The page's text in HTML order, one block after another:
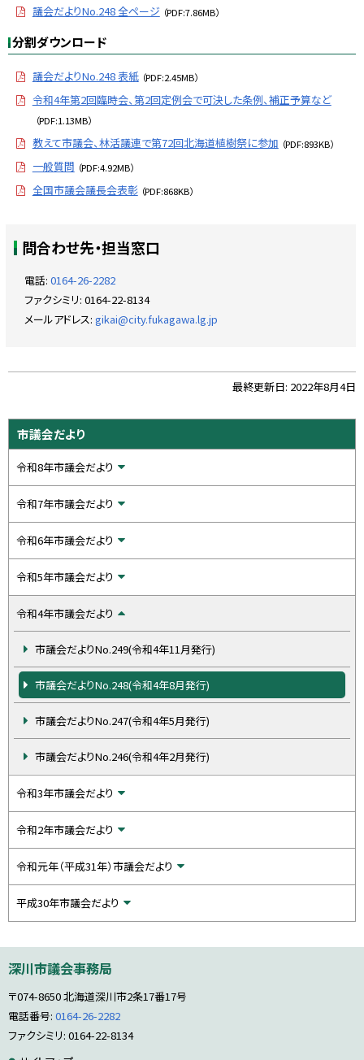
戻 議会だよりNo.248 全ページ （PDF:7.86MB）
分割ダウンロード
議会だよりNo.248 表紙 （PDF:2.45MB）
令和4年第2回臨時会、第2回定例会で可決した条例、補正予算など
（PDF:1.13MB）
教えて市議会、林活議連で第72回北海道植樹祭に参加 （PDF:893KB）
一般質問 （PDF:4.92MB）
全国市議会議長会表彰 （PDF:868KB）
ッ 問合わせ先・担当窓口
電話: 0164-26-2282
ファクシミリ: 0164-22-8134
メールアドレス: gikai@city.fukagawa.lg.jp
プ
に
最終更新日: 2022年8月4日
サ
イ
ド
メ
ニ
ュ
ー
市議会だより
令和8年市議会だより
令和7年市議会だより
令和6年市議会だより
令和5年市議会だより
令和4年市議会だより
市議会だよりNo.249(令和4年11月発行)
市議会だよりNo.248(令和4年8月発行)
市議会だよりNo.247(令和4年5月発行)
市議会だよりNo.246(令和4年2月発行)
令和3年市議会だより
令和2年市議会だより
令和元年（平成31年）市議会だより
平成30年市議会だより
文
戻
深川市議会事務局
〒074-8650北海道深川市2条17番17号
電話番号: 0164-26-2282
ファクシミリ: 0164-22-8134